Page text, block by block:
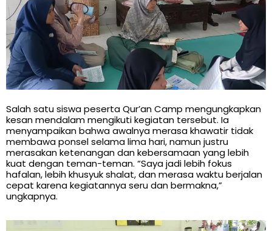
Salah satu siswa peserta Qur’an Camp mengungkapkan
kesan mendalam mengikuti kegiatan tersebut. Ia
menyampaikan bahwa awalnya merasa khawatir tidak
membawa ponsel selama lima hari, namun justru
merasakan ketenangan dan kebersamaan yang lebih
kuat dengan teman-teman. “Saya jadi lebih fokus
hafalan, lebih khusyuk shalat, dan merasa waktu berjalan
cepat karena kegiatannya seru dan bermakna,”
ungkapnya.